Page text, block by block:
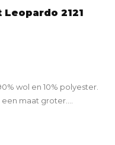
2121
wol en 10% polyester.
maat groter....